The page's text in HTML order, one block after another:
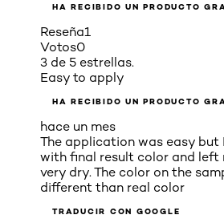
HA RECIBIDO UN PRODUCTO
Reseña1
Votos0
3 de 5 estrellas.
Easy to apply
HA RECIBIDO UN PRODUCTO
hace un mes
The application was easy but
with final result color and left
very dry. The color on the
different than real color
TRADUCIR CON GOOGLE